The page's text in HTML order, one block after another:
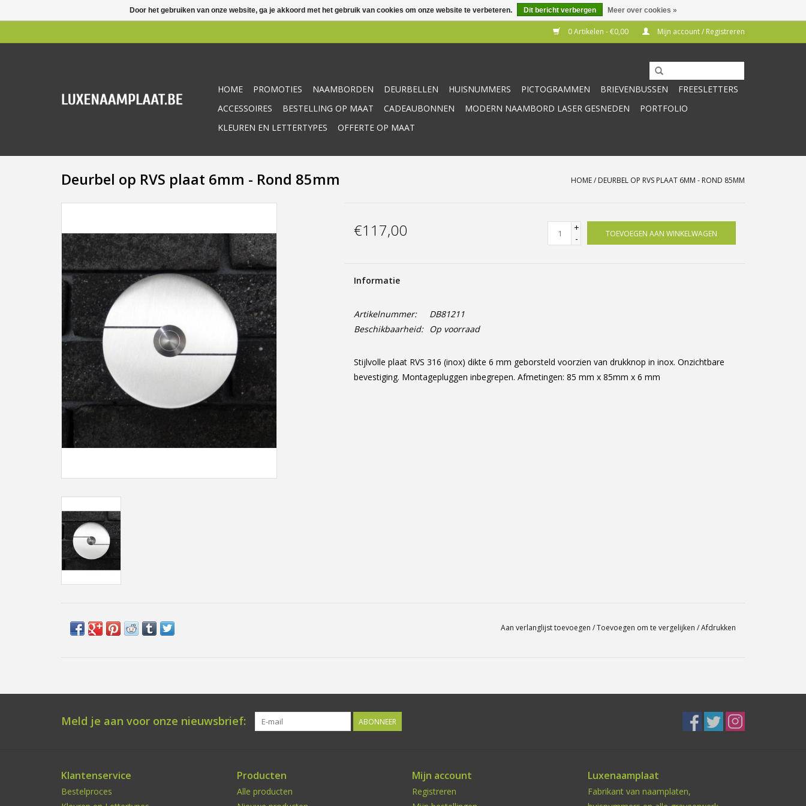
0 Artikelen - €0,00 Mijn account / Registreren
HOME PROMOTIES NAAMBORDEN DEURBELLEN HUISNUMMERS PICTOGRAMMEN BRIEVENBUSSEN
FREESLETTERS
ACCESSOIRES
BESTELLING OP MAAT CADEAUBONNEN MODERN NAAMBORD LASER GESNEDEN
PORTFOLIO
KLEUREN EN LETTERTYPES
OFFERTE OP MAAT
Deurbel op RVS plaat 6mm - Rond 85mm HOME/ DEURBEL OP RVS PLAAT 6MM - ROND 85MM
€117,00
+
-
TOEVOEGEN AAN WINKELWAGEN
Informatie
Artikelnummer:
DB81211
Beschikbaarheid:
Op voorraad
Stijlvolle plaat RVS 316 (inox) dikte 6 mm geborsteld voorzien van drukknop in inox. Onzichtbare
bevestiging. Montagepluggen inbegrepen. Afmetingen: 85 mm x 85mm x 6 mm
Aan verlanglijst toevoegen /Toevoegen om te vergelijken /Afdrukken
Meld je aan voor onze nieuwsbrief: ABONNEER
Klantenservice
Bestelproces
Producten
Alle producten
Mijn account
Registreren
Luxenaamplaat
Fabrikant van naamplaten,
Door het gebruiken van onze website, ga je akkoord met het gebruik van cookies om onze website te verbeteren. Dit bericht verbergen Meer over cookies »